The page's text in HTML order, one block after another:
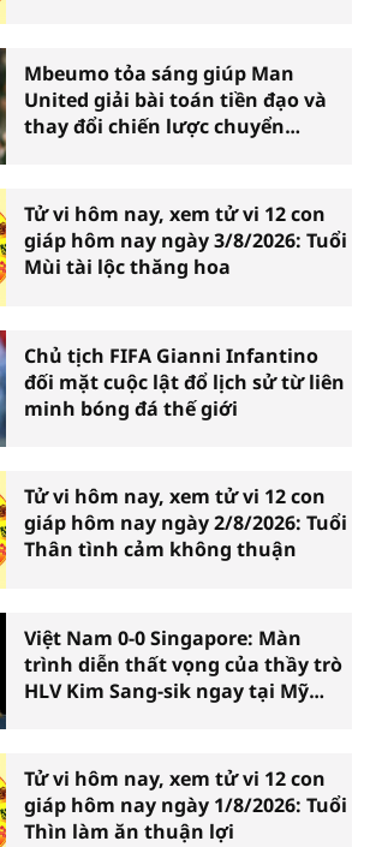
Mbeumo tỏa sáng giúp Man
United giải bài toán tiền đạo và
thay đổi chiến lược chuyển
Tử vi hôm nay, xem tử vi 12 con
giáp hôm nay ngày 3/8/2026: Tuổi
Mùi tài lộc thăng hoa
Chủ tịch FIFA Gianni Infantino
đối mặt cuộc lật đổ lịch sử từ liên
minh bóng đá thế giới
Tử vi hôm nay, xem tử vi 12 con
giáp hôm nay ngày 2/8/2026: Tuổi
Thân tình cảm không thuận
Việt Nam 0-0 Singapore: Màn
trình diễn thất vọng của thầy trò
HLV Kim Sang-sik ngay tại Mỹ
Tử vi hôm nay, xem tử vi 12 con
giáp hôm nay ngày 1/8/2026: Tuổi
Thìn làm ăn thuận lợi